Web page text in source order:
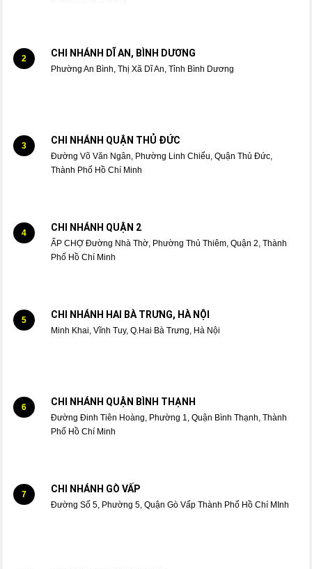
2 CHI NHÁNH DĨ AN, BÌNH DƯƠNG
Phường An Bình, Thị Xã Dĩ An, Tỉnh Bình Dương
3 CHI NHÁNH QUẬN THỦ ĐỨC
Đường Võ Văn Ngân, Phường Linh Chiểu, Quận Thủ Đức,
Thành Phố Hồ Chí Minh
4 CHI NHÁNH QUẬN 2
ẤP CHỢ Đường Nhà Thờ, Phường Thủ Thiêm, Quận 2, Thành
Phố Hồ Chí Minh
5 CHI NHÁNH HAI BÀ TRƯNG, HÀ NỘI
Minh Khai, Vĩnh Tuy, Q.Hai Bà Trưng, Hà Nội
6 CHI NHÁNH QUẬN BÌNH THẠNH
Đường Đinh Tiên Hoàng, Phường 1, Quận Bình Thạnh, Thành
Phố Hồ Chí Minh
7 CHI NHÁNH GÒ VẤP
Đường Số 5, Phường 5, Quận Gò Vấp Thành Phố Hồ Chí MInh